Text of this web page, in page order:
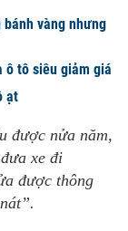
vàng nhưng
ô tô siêu giảm giá
ạt
được nửa năm,
xe đi
được thông